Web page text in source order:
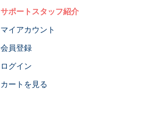
サポートスタッフ紹介
マイアカウント
会員登録
ログイン
カートを見る